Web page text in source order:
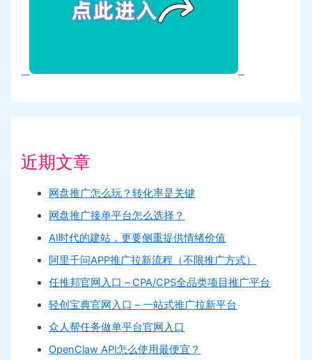
近期文章
网盘推广怎么玩？转化率是关键
网盘推广接单平台怎么选择？
AI时代的建站，更要侧重提供情绪价值
阿里千问APP推广拉新流程（不限推广方式）
任推邦官网入口 – CPA/CPS全品类项目推广平台
轻创宝典官网入口 – 一站式推广拉新平台
众人帮任务做单平台官网入口
OpenClaw API怎么使用最便宜？